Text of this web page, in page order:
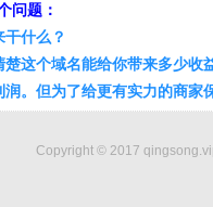
问题：
什么？
这个域名能给你带来多少收
。但为了给更有实力的商家
Copyright © 2017